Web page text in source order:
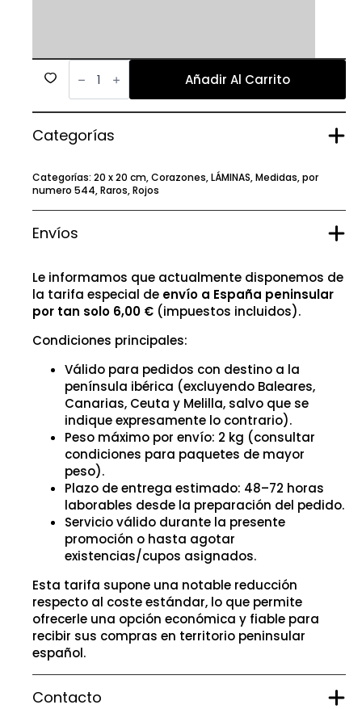
544
cantidad Añadir Al Carrito
Categorías
Categorías: 20 x 20 cm,Corazones,LÁMINAS,Medidas,por
numero 544,Raros,Rojos
Envíos
Le informamos que actualmente disponemos de
la tarifa especial de envío a España peninsular
por tan solo 6,00 € (impuestos incluidos).
Condiciones principales:
Válido para pedidos con destino a la
península ibérica (excluyendo Baleares,
Canarias, Ceuta y Melilla, salvo que se
indique expresamente lo contrario).
Peso máximo por envío: 2 kg (consultar
condiciones para paquetes de mayor
peso).
Plazo de entrega estimado: 48–72 horas
laborables desde la preparación del pedido.
Servicio válido durante la presente
promoción o hasta agotar
existencias/cupos asignados.
Esta tarifa supone una notable reducción
respecto al coste estándar, lo que permite
ofrecerle una opción económica y fiable para
recibir sus compras en territorio peninsular
español.
Contacto